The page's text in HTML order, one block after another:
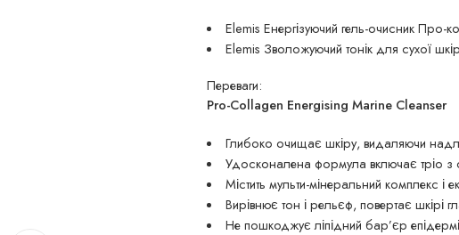
Elemis Енергізуючий гель-очисник Про-
Elemis Зволожуючий тонік для сухої
Переваги:
Pro-Collagen Energising Marine Cleanser
Глибоко очищає шкіру, видаляючи
Удосконалена формула включає тріо з
Містить мульти-мінеральний комплекс і
Вирівнює тон і рельєф, повертає шкірі
Не пошкоджує ліпідний бар’єр